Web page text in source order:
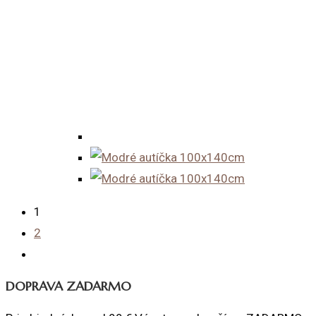
1
2
DOPRAVA ZADARMO